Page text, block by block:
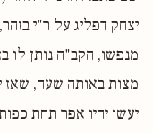
יצחק דפליג על ר"י
מנפשו, הקב"ה נותן לו
מצות באותה שעה, שאז
יעשו יהיו אפר תחת